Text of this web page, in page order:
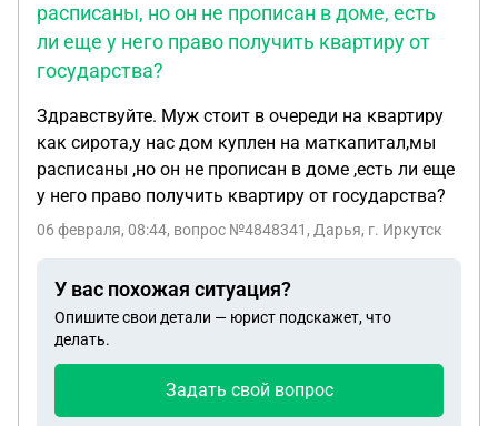
расписаны, но он не прописан в доме, есть
ли еще у него право получить квартиру от
государства?
Здравствуйте. Муж стоит в очереди на квартиру
как сирота,у нас дом куплен на маткапитал,мы
расписаны ,но он не прописан в доме ,есть ли еще
у него право получить квартиру от государства?
06 февраля, 08:44, вопрос №4848341, Дарья, г. Иркутск
У вас похожая ситуация?
Опишите свои детали — юрист подскажет, что
делать.
Задать свой вопрос